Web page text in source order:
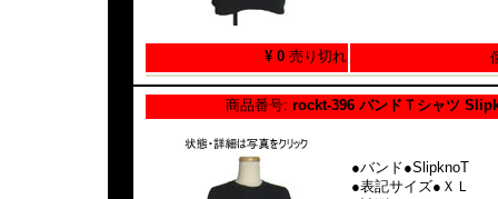
¥ 0 売り切れ
商品番号: rockt-396 バンドＴシャツ
●バンド●SlipknoT
●表記サイズ●ＸＬ